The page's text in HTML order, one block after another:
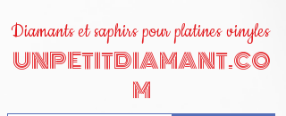
Diamants et saphirs pour platines vinyles
UNPETITDIAMANT.CO
M